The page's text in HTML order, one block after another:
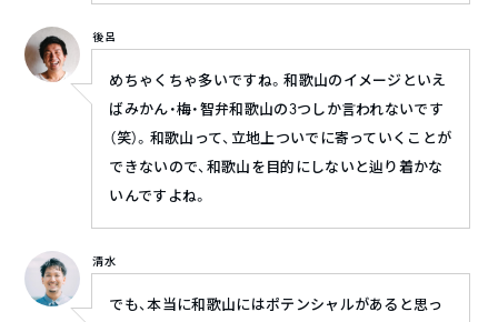
後呂
めちゃくちゃ多いですね。和歌山のイメージといえ
ばみかん・梅・智弁和歌山の3つしか言われないです
（笑）。和歌山って、立地上ついでに寄っていくことが
できないので、和歌山を目的にしないと辿り着かな
いんですよね。
清水
でも、本当に和歌山にはポテンシャルがあると思っ